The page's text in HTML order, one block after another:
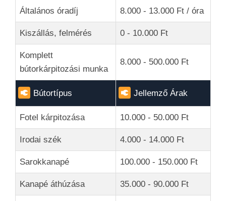
Általános óradíj 8.000 - 13.000 Ft / óra
Kiszállás, felmérés 0 - 10.000 Ft
Komplett
bútorkárpitozási munka
8.000 - 500.000 Ft
Bútortípus Jellemző Árak
Fotel kárpitozása 10.000 - 50.000 Ft
Irodai szék 4.000 - 14.000 Ft
Sarokkanapé 100.000 - 150.000 Ft
Kanapé áthúzása 35.000 - 90.000 Ft